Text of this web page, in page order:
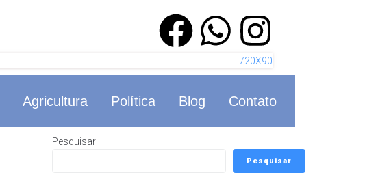
Agricultura Política Blog Contato
Pesquisar
Pesquisar